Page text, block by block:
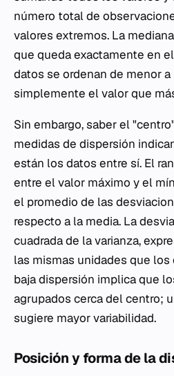
número total de
valores extremos. La
que queda exactamente en
datos se ordenan de menor a
simplemente el valor que
Sin embargo, saber el
medidas de dispersión
están los datos entre sí. El
entre el valor máximo y el
el promedio de las
respecto a la media. La
cuadrada de la varianza,
las mismas unidades que los
baja dispersión implica que
agrupados cerca del centro;
sugiere mayor variabilidad.
Posición y forma de la